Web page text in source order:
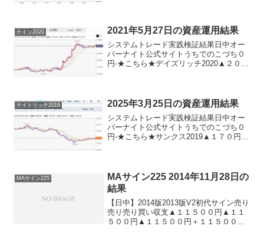
ナイツ2020 2021年5月27日の資産運用結果
システムトレード実践検証結果日中オー
バーナイト公式サイトうちでのこづち０
円-★こちら★デイズリッチ2020▲２０
20...
ナイトリッチ2016 2025年3月25日の資産運用結果
システムトレード実践検証結果日中オー
バーナイト公式サイトうちでのこづち０
円-★こちら★サンクス2019▲１７０円-
MAサイン225
MAサイン225 2014年11月28日の
結果
【日中】2014版2013版V2初代サイン売り
売り売り買い収支▲１１５００円▲１１
５００円▲１１５００円＋１１５００円